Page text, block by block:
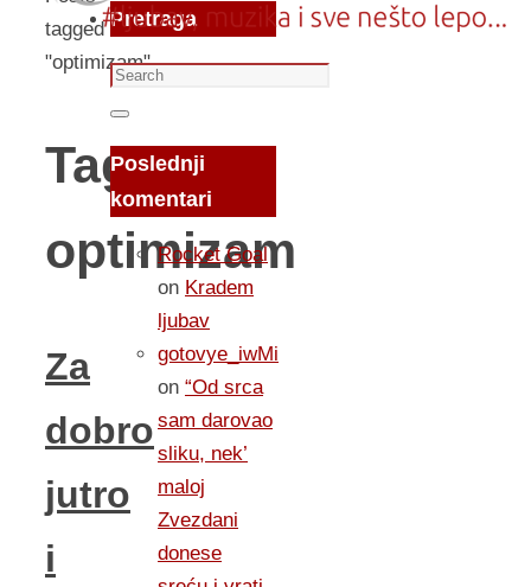
tagged
"optimizam"
Tag:
optimizam
Za
dobro
jutro
i
Pretraga
Search
for:
Search
Poslednji
komentari
Rocket Goal
on Kradem
ljubav
gotovye_iwMi
on “Od srca
sam darovao
sliku, nek’
maloj
Zvezdani
donese